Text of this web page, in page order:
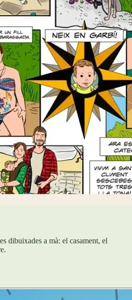
dibuixades a mà: el casament, el